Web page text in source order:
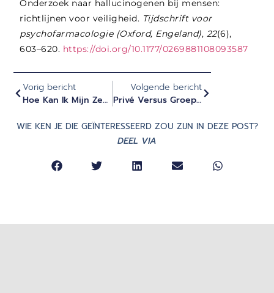
Onderzoek naar hallucinogenen bij mensen:
richtlijnen voor veiligheid. Tijdschrift voor
psychofarmacologie (Oxford, Engeland), 22(6),
603–620. https://doi.org/10.1177/0269881108093587
Vorig bericht
Hoe Kan Ik Mijn Zenuwstelsel Reguleren Met Beweging?
Volgende bericht
Privé Versus Groep Psilocybine Retreats: Wat Is Het Beste?
WIE KEN JE DIE GEÏNTERESSEERD ZOU ZIJN IN DEZE POST?
DEEL VIA